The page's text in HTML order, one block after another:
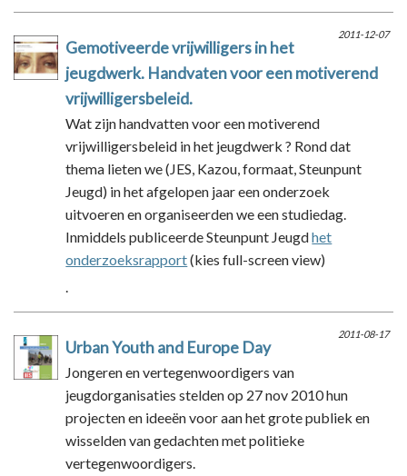
2011-12-07
Gemotiveerde vrijwilligers in het
jeugdwerk. Handvaten voor een motiverend
vrijwilligersbeleid.
Wat zijn handvatten voor een motiverend
vrijwilligersbeleid in het jeugdwerk ? Rond dat
thema lieten we (JES, Kazou, formaat, Steunpunt
Jeugd) in het afgelopen jaar een onderzoek
uitvoeren en organiseerden we een studiedag.
Inmiddels publiceerde Steunpunt Jeugdhet
onderzoeksrapport(kies full-screen view)
.
2011-08-17
Urban Youth and Europe Day
Jongeren en vertegenwoordigers van
jeugdorganisaties stelden op 27 nov 2010 hun
projecten en ideeën voor aan het grote publiek en
wisselden van gedachten met politieke
vertegenwoordigers.